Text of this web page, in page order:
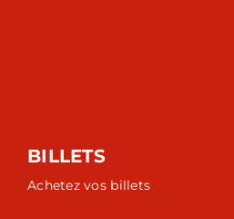
BILLETS
Achetez vos billets